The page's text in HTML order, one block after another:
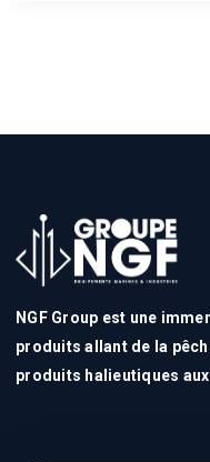
NGF Group est une
produits allant de la
produits halieutiques